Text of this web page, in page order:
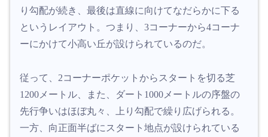
り勾配が続き、最後は直線に向けてなだらかに下る
というレイアウト。つまり、3コーナーから4コーナ
ーにかけて小高い丘が設けられているのだ。
従って、2コーナーポケットからスタートを切る芝
1200メートル、また、ダート1000メートルの序盤の
先行争いはほぼ丸々、上り勾配で繰り広げられる。
一方、向正面半ばにスタート地点が設けられている